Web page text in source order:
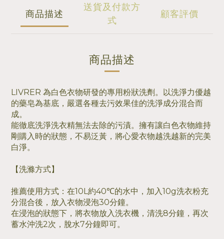
商品描述
送貨及付款方
式
顧客評價
商品描述
LIVRER 為白色衣物研發的專用粉狀洗劑。以洗淨力優越
的藥皂為基底，嚴選各種去污效果佳的洗淨成分混合而
成。
能徹底洗淨洗衣精無法去除的污漬。擁有讓白色衣物維持
剛購入時的狀態，不易泛黃，將心愛衣物越洗越新的完美
白淨。
【洗滌方式】
推薦使用方式：在10L約40℃的水中，加入10g洗衣粉充
分混合後，放入衣物浸泡30分鐘。
在浸泡的狀態下，將衣物放入洗衣機，清洗8分鐘，再次
蓄水沖洗2次，脫水7分鐘即可。